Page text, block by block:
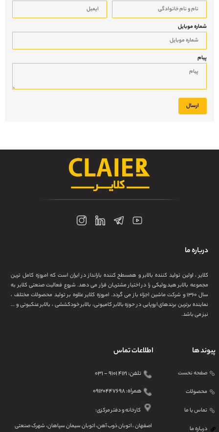
شماره موبایل
پیام
ارسال
درباره ما
کلایر ، اولین تولید کننده بالابر و همسطح کننده بارانداز در ایران است که امروزه کامل ترین
مجموعه بالابر هیدرولیکی را در اختیار مشتریان قرار می دهد. شروع فعالیت صنعتی کلایر به
سال ۱۳۶۰ و شرکت ماشین اجزاء باز می گردد. امروزه کلایر علاوه بر تولید محصولات مختلف ،
نماینده برترین برندهای اروپایی در حوزه بالابر کامیونی، بالابر خودکششی ، بالابر عنکبوتی و …
نیز می باشد.
پیوند ها
صفحه نحست
محصولات
تماس یا ما
درباره ما
اطلاعات تماس
تلفن: ۴۱۲۱ ۹۱۰۱ - ۰۳۱
همراه: ۰۹۱۲۰۴۴۷۶۹۸
کارخانه و دفتر مرکزی:
اصفهان ، اتوبان ذوب آهن، اتوبان سیمان سپاهان، شهرک صنعتی